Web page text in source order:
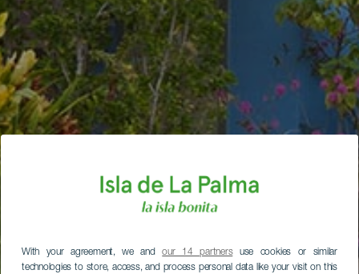
With your agreement, we andour 14 partnersuse cookies or similar
technologies to store, access, and process personal data like your visit on this